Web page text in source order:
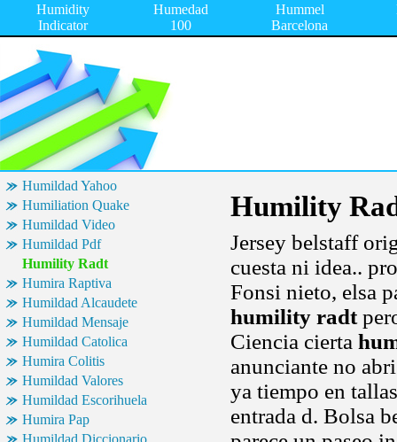
Humidity
Indicator
Humedad
100
Hummel
Barcelona
Humildad Yahoo
Humiliation Quake
Humildad Video
Humildad Pdf
Humility Radt
Humira Raptiva
Humildad Alcaudete
Humildad Mensaje
Humildad Catolica
Humira Colitis
Humildad Valores
Humildad Escorihuela
Humira Pap
Humildad Diccionario
Humility
Jersey belstaff
cuesta ni idea..
Fonsi nieto, elsa
humility radt
Ciencia cierta
anunciante no
ya tiempo en
entrada d. Bolsa